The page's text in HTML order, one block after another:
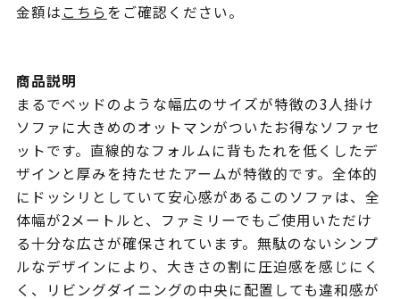
金額はこちらをご確認ください。
商品説明
まるでベッドのような幅広のサイズが特徴の3人掛け
ソファに大きめのオットマンがついたお得なソファセ
ットです。直線的なフォルムに背もたれを低くしたデ
ザインと厚みを持たせたアームが特徴的です。全体的
にドッシリとしていて安心感があるこのソファは、全
体幅が2メートルと、ファミリーでもご使用いただけ
る十分な広さが確保されています。無駄のないシンプ
ルなデザインにより、大きさの割に圧迫感を感じにく
く、リビングダイニングの中央に配置しても違和感が